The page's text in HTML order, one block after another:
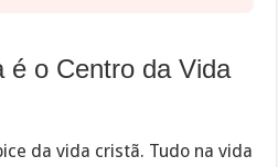
é o Centro da Vida
da vida cristã. Tudo na vida